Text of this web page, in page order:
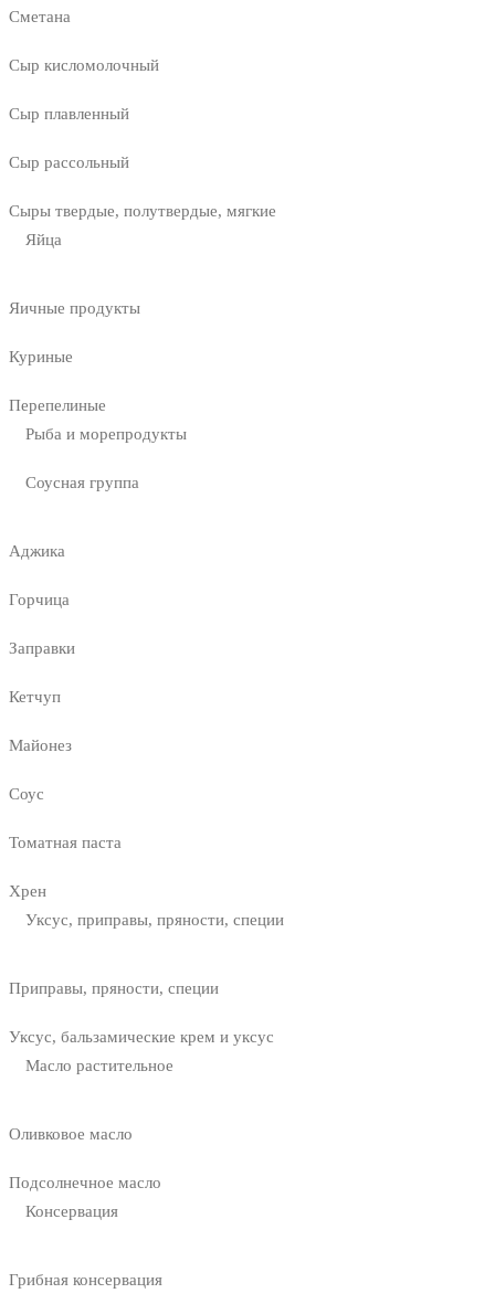
Сметана
Сыр кисломолочный
Сыр плавленный
Сыр рассольный
Сыры твердые, полутвердые, мягкие
Яйца
Яичные продукты
Куриные
Перепелиные
Рыба и морепродукты
Соусная группа
Аджика
Горчица
Заправки
Кетчуп
Майонез
Соус
Томатная паста
Хрен
Уксус, приправы, пряности, специи
Приправы, пряности, специи
Уксус, бальзамические крем и уксус
Масло растительное
Оливковое масло
Подсолнечное масло
Консервация
Грибная консервация